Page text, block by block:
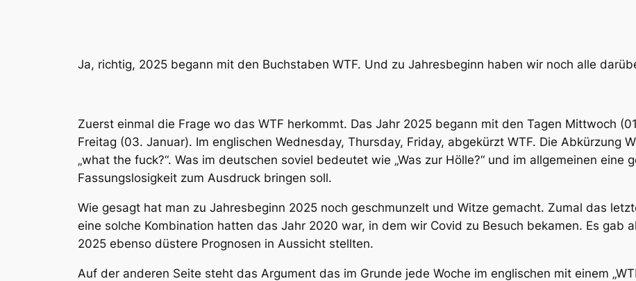
Ja, richtig, 2025 begann mit den Buchstaben WTF. Und zu Jahresbeginn haben wir noch alle
Zuerst einmal die Frage wo das WTF herkommt. Das Jahr 2025 begann mit den Tagen Mittwoch
Freitag (03. Januar). Im englischen Wednesday, Thursday, Friday, abgekürzt WTF. Die Abkürzung
„what the fuck?“. Was im deutschen soviel bedeutet wie „Was zur Hölle?“ und im allgemeinen
Fassungslosigkeit zum Ausdruck bringen soll.
Wie gesagt hat man zu Jahresbeginn 2025 noch geschmunzelt und Witze gemacht. Zumal das
eine solche Kombination hatten das Jahr 2020 war, in dem wir Covid zu Besuch bekamen. Es gab
2025 ebenso düstere Prognosen in Aussicht stellten.
Auf der anderen Seite steht das Argument das im Grunde jede Woche im englischen mit einem